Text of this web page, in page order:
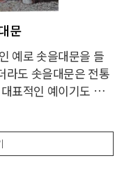
문
예로 솟을대문을 들
라도 솟을대문은 전통
표적인 예이기도 하
류로 미의 근거를 집
서 인정하는 건축미
선(善)의 개념으로서
선이라